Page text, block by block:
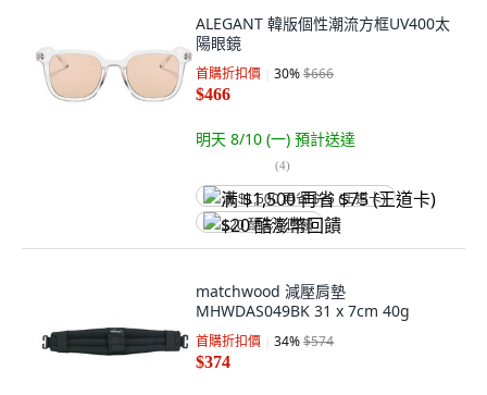
ALEGANT 韓版個性潮流方框UV400太
陽眼鏡
首購折扣價 30%$666
$466
明天 8/10 (一) 預計送達
(4)
满 $1,500 再省 $75 (王道卡)
$20 酷澎幣回饋
matchwood 減壓肩墊
MHWDAS049BK 31 x 7cm 40g
首購折扣價 34%$574
$374